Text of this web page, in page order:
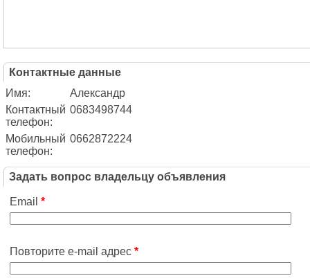
Контактные данные
Имя:
Александр
Контактный
телефон:
0683498744
Мобильный
телефон:
0662872224
Задать вопрос владельцу объявления
Email *
Повторите e-mail адрес *